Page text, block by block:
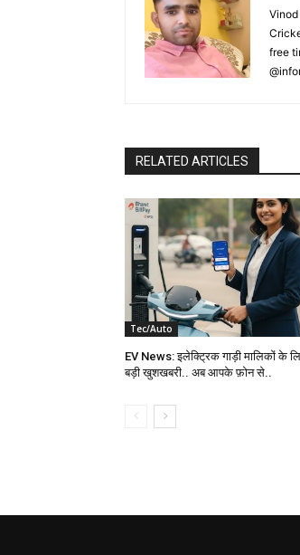
free
RELATED ARTICLES
Tec/Auto
EV News: इलेक्ट्रिक गाड़ी मालिकों के
बड़ी खुशखबरी.. अब आपके फ़ोन से..